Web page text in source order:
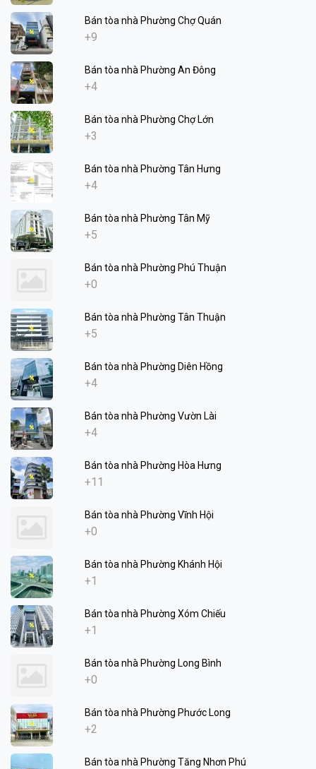
Bán tòa nhà Phường Chợ Quán
+9
Bán tòa nhà Phường An Đông
+4
Bán tòa nhà Phường Chợ Lớn
+3
Bán tòa nhà Phường Tân Hưng
+4
Bán tòa nhà Phường Tân Mỹ
+5
Bán tòa nhà Phường Phú Thuận
+0
Bán tòa nhà Phường Tân Thuận
+5
Bán tòa nhà Phường Diên Hồng
+4
Bán tòa nhà Phường Vườn Lài
+4
Bán tòa nhà Phường Hòa Hưng
+11
Bán tòa nhà Phường Vĩnh Hội
+0
Bán tòa nhà Phường Khánh Hội
+1
Bán tòa nhà Phường Xóm Chiếu
+1
Bán tòa nhà Phường Long Bình
+0
Bán tòa nhà Phường Phước Long
+2
Bán tòa nhà Phường Tăng Nhơn Phú